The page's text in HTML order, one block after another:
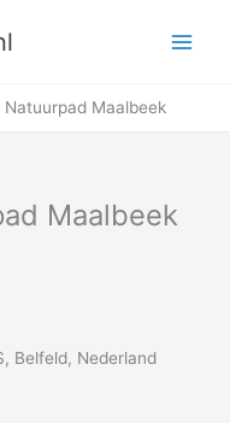
Natuurpad Maalbeek
Maalbeek
Belfeld, Nederland